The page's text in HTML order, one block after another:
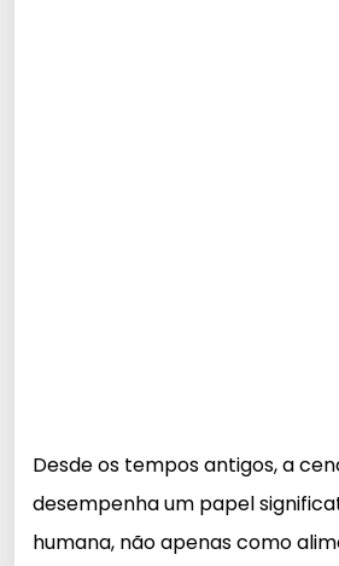
Desde os tempos antigos, a
desempenha um papel
humana, não apenas como